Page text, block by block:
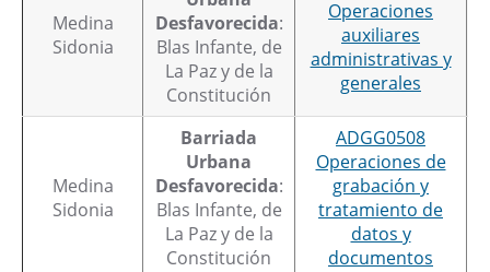
Medina
Sidonia
Desfavorecida:
Blas Infante, de
La Paz y de la
Constitución
Operaciones
auxiliares
administrativas y
generales
Medina
Sidonia
Barriada
Urbana
Desfavorecida:
Blas Infante, de
La Paz y de la
Constitución
ADGG0508
Operaciones de
grabación y
tratamiento de
datos y
documentos